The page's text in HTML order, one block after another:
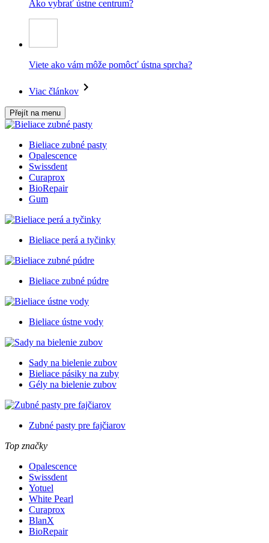
Ako vybrať ústne centrum?
Viete ako vám môže pomôcť ústna sprcha?
Viac článkov
Přejít na menu
Bieliace zubné pasty
Opalescence
Swissdent
Curaprox
BioRepair
Gum
Bieliace perá a tyčinky
Bieliace zubné púdre
Bieliace ústne vody
Sady na bielenie zubov
Bieliace pásiky na zuby
Gély na bielenie zubov
Zubné pasty pre fajčiarov
Top značky
Opalescence
Swissdent
Yotuel
White Pearl
Curaprox
BlanX
BioRepair